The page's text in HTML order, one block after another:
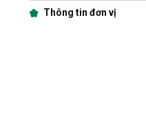
Thông tin đơn vị